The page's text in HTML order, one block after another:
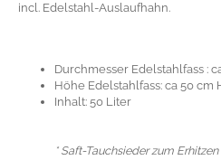
incl. Edelstahl-Auslaufhahn.
Durchmesser Edelstahlfass :
Höhe Edelstahlfass: ca 50 cm
Inhalt: 50 Liter
* Saft-Tauchsieder zum